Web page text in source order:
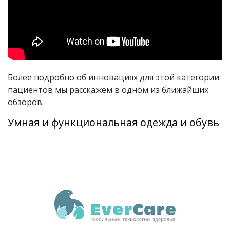
Более подробно об инновациях для этой категории
пациентов мы расскажем в одном из ближайших
обзоров.
Умная и функциональная одежда и обувь